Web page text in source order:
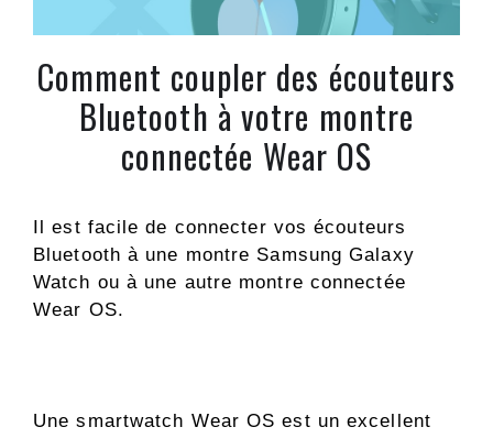
Comment coupler des écouteurs
Bluetooth à votre montre
connectée Wear OS
Il est facile de connecter vos écouteurs
Bluetooth à une montre Samsung Galaxy
Watch ou à une autre montre connectée
Wear OS.
Une smartwatch Wear OS est un excellent